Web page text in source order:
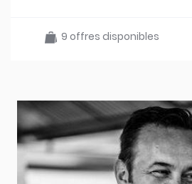
9 offres disponibles